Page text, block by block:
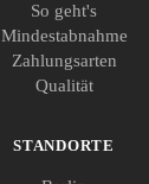
So geht's
Mindestabnahme
Zahlungsarten
Qualität
STANDORTE